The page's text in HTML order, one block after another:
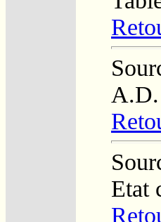
A.D.
Etat